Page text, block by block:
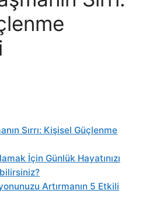
Sırrı: Kişisel Güçlenme
İçin Günlük Hayatınızı
Artırmanın 5 Etkili